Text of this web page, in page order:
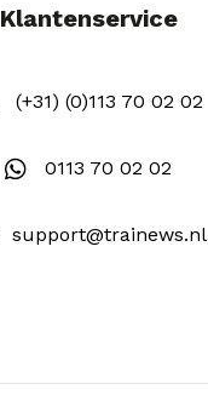
Klantenservice
(+31) (0)113 70 02 02
0113 70 02 02
support@trainews.nl